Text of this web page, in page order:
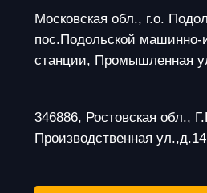
Московская обл., г.о.
пос.Подольской машинно-
станции, Промышленная
346886, Ростовская обл.,
Производственная ул.,д.14